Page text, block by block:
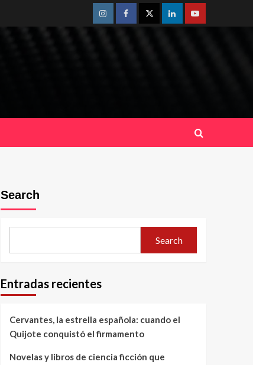
InstagramFacebookTwitterLinkedinYoutube
Search
Search
Entradas recientes
Cervantes, la estrella española: cuando el
Quijote conquistó el firmamento
Novelas y libros de ciencia ficción que